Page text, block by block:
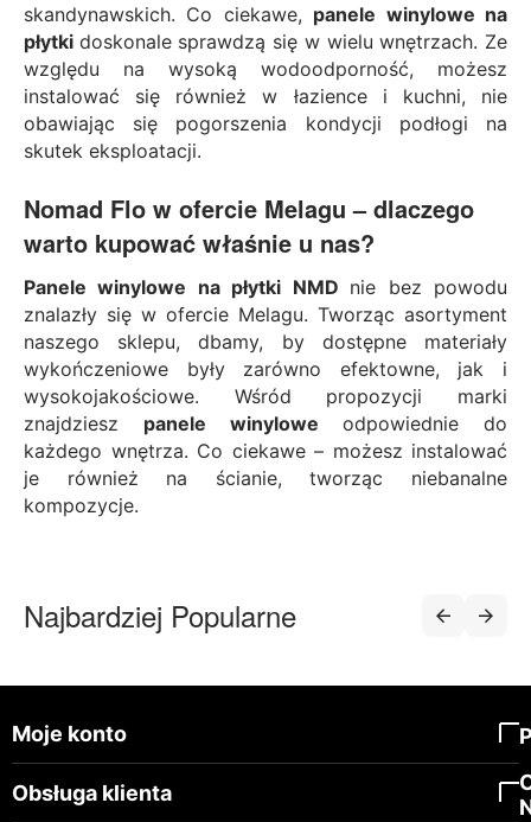
skandynawskich. Co ciekawe, panele winylowe na
płytki doskonale sprawdzą się w wielu wnętrzach. Ze
względu na wysoką wodoodporność, możesz
instalować się również w łazience i kuchni, nie
obawiając się pogorszenia kondycji podłogi na
skutek eksploatacji.
Nomad Flo w ofercie Melagu – dlaczego
warto kupować właśnie u nas?
Panele winylowe na płytki NMD nie bez powodu
znalazły się w ofercie Melagu. Tworząc asortyment
naszego sklepu, dbamy, by dostępne materiały
wykończeniowe były zarówno efektowne, jak i
wysokojakościowe. Wśród propozycji marki
znajdziesz panele winylowe odpowiednie do
każdego wnętrza. Co ciekawe – możesz instalować
je również na ścianie, tworząc niebanalne
kompozycje.
Najbardziej Popularne
Moje konto
Obsługa klienta